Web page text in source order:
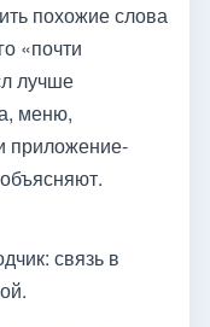
похожие слова
«почти
лучше
меню,
приложение-
связь в